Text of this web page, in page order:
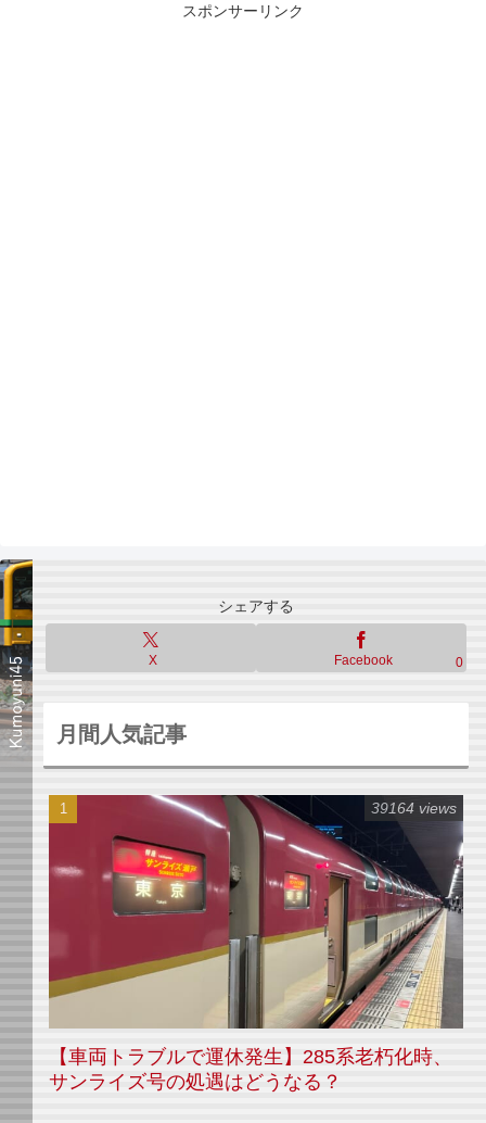
スポンサーリンク
シェアする
X Facebook 0
月間人気記事
【車両トラブルで運休発生】285系老朽化時、
サンライズ号の処遇はどうなる？
39164 views